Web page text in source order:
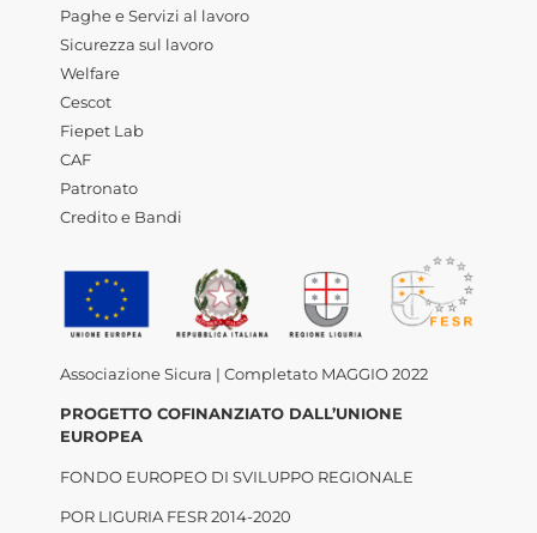
Paghe e Servizi al lavoro
Sicurezza sul lavoro
Welfare
Cescot
Fiepet Lab
CAF
Patronato
Credito e Bandi
Associazione Sicura | Completato MAGGIO 2022
PROGETTO COFINANZIATO DALL’UNIONE
EUROPEA
FONDO EUROPEO DI SVILUPPO REGIONALE
POR LIGURIA FESR 2014-2020